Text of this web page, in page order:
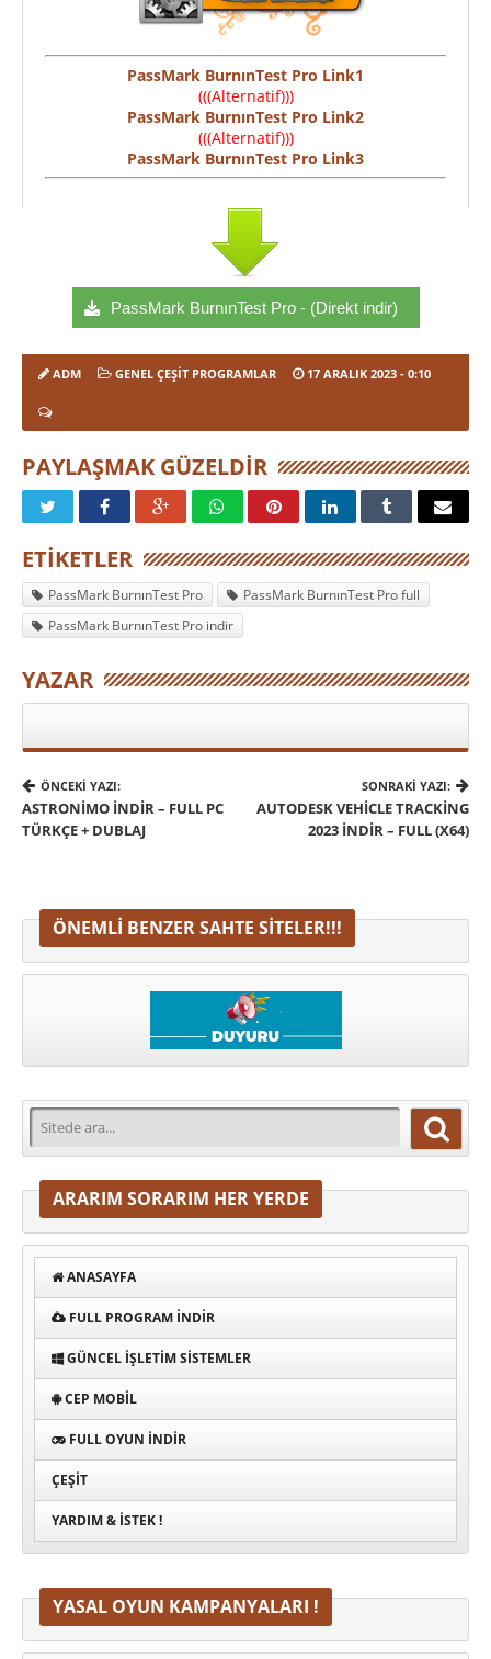
PassMark BurnınTest Pro Link1
(((Alternatif)))
PassMark BurnınTest Pro Link2
(((Alternatif)))
PassMark BurnınTest Pro Link3
PassMark BurnınTest Pro - (Direkt indir)
ADM GENEL ÇEŞIT PROGRAMLAR 17 ARALIK 2023 - 0:10
PAYLAŞMAK GÜZELDIR
ETIKETLER
PassMark BurnınTest Pro
PassMark BurnınTest Pro full
PassMark BurnınTest Pro indir
YAZAR
ÖNCEKI YAZI:
ASTRONIMO İNDIR – FULL PC
TÜRKÇE + DUBLAJ
SONRAKI YAZI:
AUTODESK VEHICLE TRACKING
2023 İNDIR – FULL (X64)
ÖNEMLI BENZER SAHTE SITELER!!!
ARARIM SORARIM HER YERDE
ANASAYFA
FULL PROGRAM INDIR
GÜNCEL İŞLETIM SISTEMLER
CEP MOBIL
FULL OYUN İNDIR
ÇEŞIT
YARDIM & İSTEK !
YASAL OYUN KAMPANYALARI !